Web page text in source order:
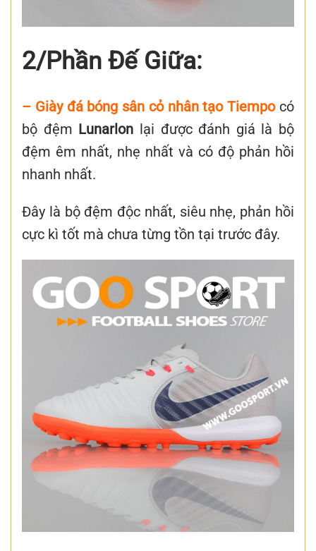
2/Phần Đế Giữa:
– Giày đá bóng sân cỏ nhân tạo Tiempocó
bộ đệm Lunarlon lại được đánh giá là bộ
đệm êm nhất, nhẹ nhất và có độ phản hồi
nhanh nhất.
Đây là bộ đệm độc nhất, siêu nhẹ, phản hồi
cực kì tốt mà chưa từng tồn tại trước đây.